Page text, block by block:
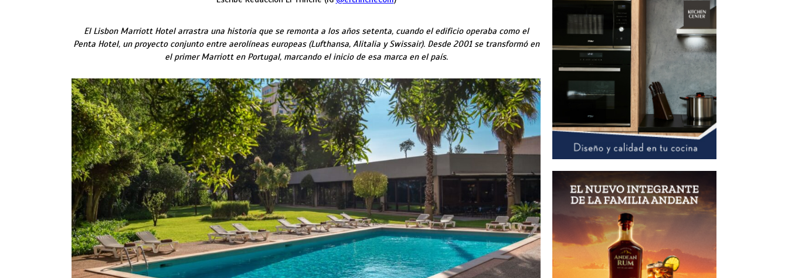
El Lisbon Marriott Hotel arrastra una historia que se remonta a los años setenta, cuando el edificio operaba como el
Penta Hotel, un proyecto conjunto entre aerolíneas europeas (Lufthansa, Alitalia y Swissair). Desde 2001 se transformó en
el primer Marriott en Portugal, marcando el inicio de esa marca en el país.